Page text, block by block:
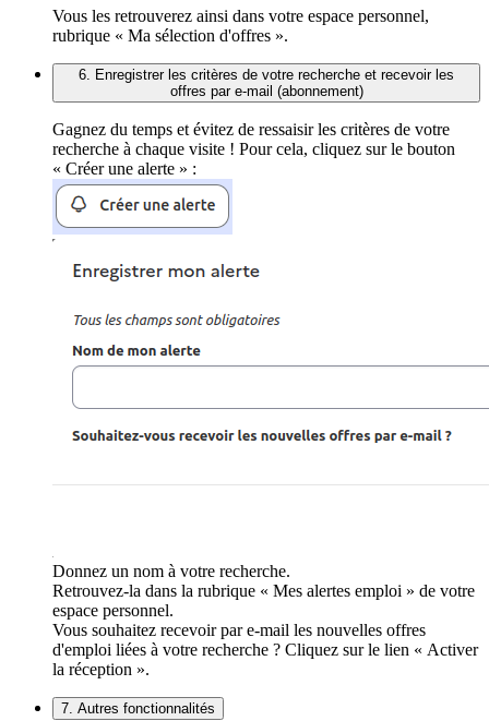
Vous les retrouverez ainsi dans votre espace personnel,
rubrique « Ma sélection d'offres ».
6. Enregistrer les critères de votre recherche et recevoir les
offres par e-mail (abonnement)
Gagnez du temps et évitez de ressaisir les critères de votre
recherche à chaque visite ! Pour cela, cliquez sur le bouton
« Créer une alerte » :
Donnez un nom à votre recherche.
Retrouvez-la dans la rubrique « Mes alertes emploi » de votre
espace personnel.
Vous souhaitez recevoir par e-mail les nouvelles offres
d'emploi liées à votre recherche ? Cliquez sur le lien « Activer
la réception ».
7. Autres fonctionnalités